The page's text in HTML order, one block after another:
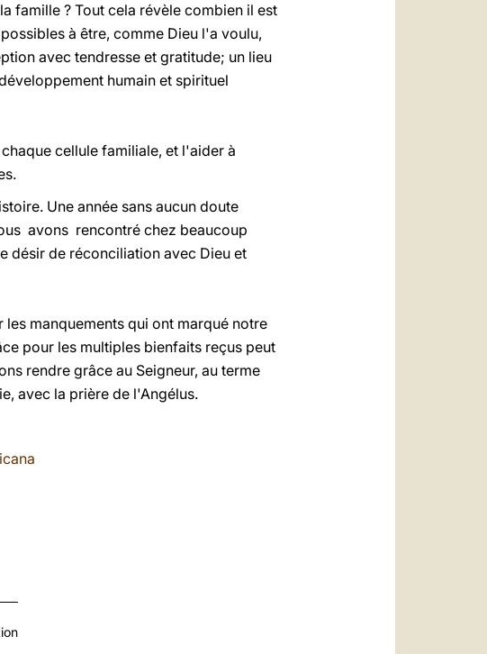
famille ? Tout cela révèle combien il est
à être, comme Dieu l'a voulu,
avec tendresse et gratitude; un lieu
humain et spirituel
cellule familiale, et l'aider à
Une année sans aucun doute
avons rencontré chez beaucoup
désir de réconciliation avec Dieu et
manquements qui ont marqué notre
pour les multiples bienfaits reçus peut
rendre grâce au Seigneur, au terme
avec la prière de l'Angélus.